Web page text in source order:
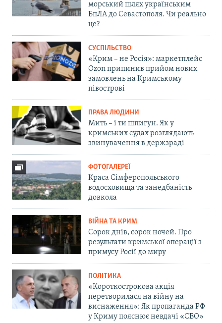
морський шлях українським
БпЛА до Севастополя. Чи реально
це?
СУСПІЛЬСТВО
«Крим – не Росія»: маркетплейс
Ozon припинив прийом нових
замовлень на Кримському
півострові
ПРАВА ЛЮДИНИ
Мить – і ти шпигун. Як у
кримських судах розглядають
звинувачення в держзраді
ФОТОГАЛЕРЕЇ
Краса Сімферопольського
водосховища та занедбаність
довкола
ВІЙНА ТА КРИМ
Сорок днів, сорок ночей. Про
результати кримської операції з
примусу Росії до миру
ПОЛІТИКА
«Короткострокова акція
перетворилася на війну на
виснаження»: Як пропаганда РФ
у Криму пояснює невдачі «СВО»